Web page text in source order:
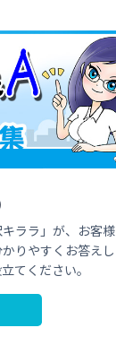
ララ」が、お客様
りやすくお答えし
てください。